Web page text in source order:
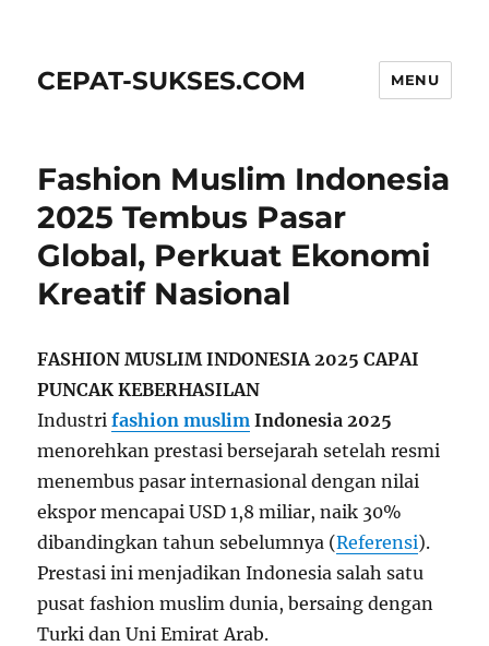
CEPAT-SUKSES.COM MENU
Fashion Muslim Indonesia
2025 Tembus Pasar
Global, Perkuat Ekonomi
Kreatif Nasional
FASHION MUSLIM INDONESIA 2025 CAPAI
PUNCAK KEBERHASILAN
Industrifashion muslim Indonesia 2025
menorehkan prestasi bersejarah setelah resmi
menembus pasar internasional dengan nilai
ekspor mencapai USD 1,8 miliar, naik 30%
dibandingkan tahun sebelumnya (Referensi).
Prestasi ini menjadikan Indonesia salah satu
pusat fashion muslim dunia, bersaing dengan
Turki dan Uni Emirat Arab.